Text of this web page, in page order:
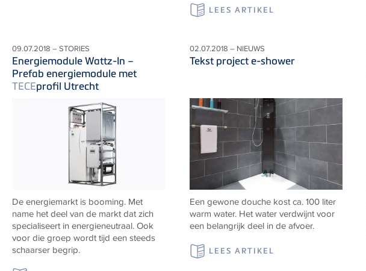
LEES ARTIKEL
09.07.2018 – STORIES
Energiemodule Wattz-In –
Prefab energiemodule met
TECEprofil Utrecht
De energiemarkt is booming. Met
name het deel van de markt dat zich
specialiseert in energieneutraal. Ook
voor die groep wordt tijd een steeds
schaarser begrip.
02.07.2018 – NIEUWS
Tekst project e-shower
Een gewone douche kost ca. 100 liter
warm water. Het water verdwijnt voor
een belangrijk deel in de afvoer.
LEES ARTIKEL